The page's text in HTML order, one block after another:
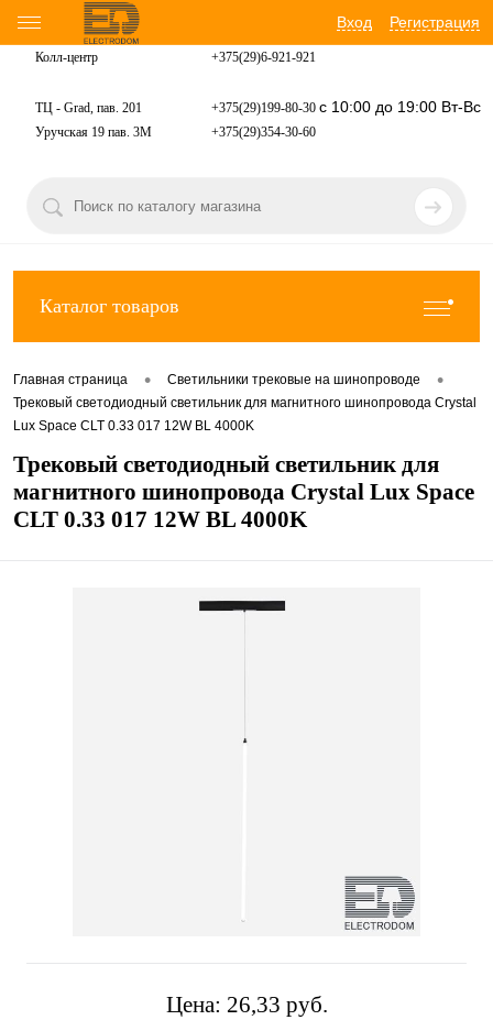
Вход Регистрация
Колл-центр +375(29)6-921-921
ТЦ - Grad, пав. 201 +375(29)199-80-30 с 10:00 до 19:00 Вт-Вс
Уручская 19 пав. 3М +375(29)354-30-60
Каталог товаров
Главная страница • Светильники трековые на шинопроводе •
Трековый светодиодный светильник для магнитного шинопровода Crystal
Lux Space CLT 0.33 017 12W BL 4000K
Трековый светодиодный светильник для
магнитного шинопровода Crystal Lux Space
CLT 0.33 017 12W BL 4000K
Цена: 26,33 pуб.